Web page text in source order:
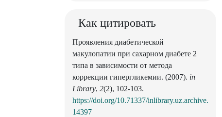
Как цитировать
Проявления диабетической
макулопатии при сахарном диабете 2
типа в зависимости от метода
коррекции гипергликемии. (2007). in
Library, 2(2), 102-103.
https://doi.org/10.71337/inlibrary.uz.archive.
14397